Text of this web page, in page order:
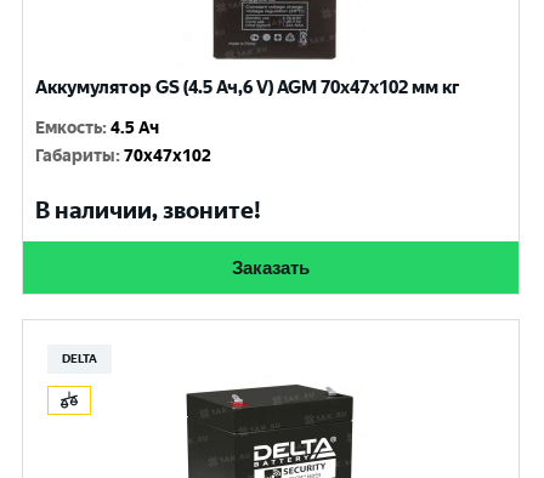
Аккумулятор GS (4.5 Ач,6 V) AGM 70x47x102 мм кг
Емкость:4.5 Ач
Габариты:70x47x102
В наличии, звоните!
Заказать
DELTA